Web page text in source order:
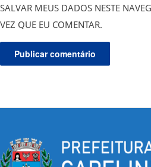
SALVAR MEUS DADOS NESTE
VEZ QUE EU COMENTAR.